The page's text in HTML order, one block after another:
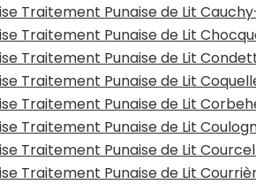
Traitement Punaise de Lit
Traitement Punaise de Lit
Traitement Punaise de Lit
Traitement Punaise de Lit
Traitement Punaise de Lit
Traitement Punaise de Lit
Traitement Punaise de Lit
Traitement Punaise de Lit